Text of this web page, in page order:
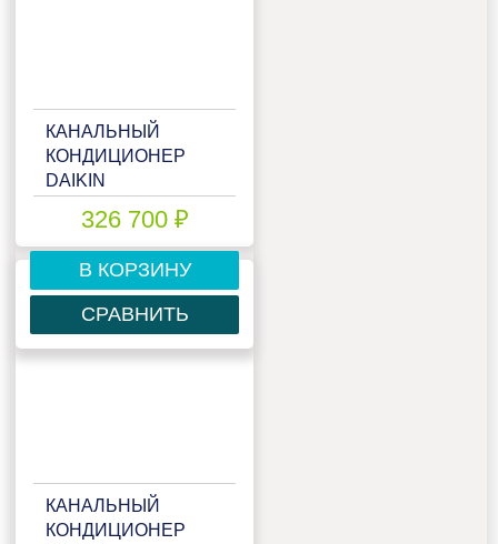
КАНАЛЬНЫЙ
КОНДИЦИОНЕР
DAIKIN
326 700 ₽
В КОРЗИНУ
СРАВНИТЬ
КАНАЛЬНЫЙ
КОНДИЦИОНЕР